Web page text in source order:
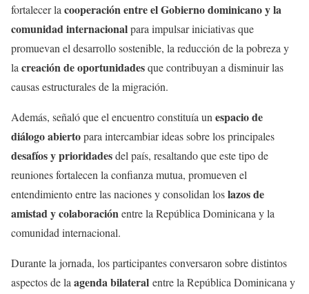
fortalecer la cooperación entre el Gobierno dominicano y la
comunidad internacionalpara impulsar iniciativas que
promuevan el desarrollo sostenible, la reducción de la pobreza y
la creación de oportunidadesque contribuyan a disminuir las
causas estructurales de la migración.
Además, señaló que el encuentro constituía un espacio de
diálogo abiertopara intercambiar ideas sobre los principales
desafíos y prioridadesdel país, resaltando que este tipo de
reuniones fortalecen la confianza mutua, promueven el
entendimiento entre las naciones y consolidan loslazos de
amistad y colaboraciónentre la República Dominicana y la
comunidad internacional.
Durante la jornada, los participantes conversaron sobre distintos
aspectos de la agenda bilateral entre la República Dominicana y